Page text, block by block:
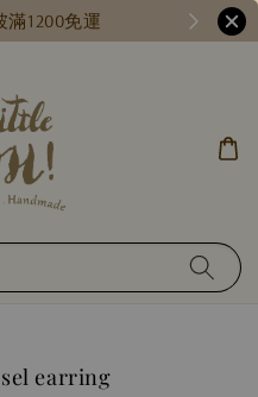
1200免運
earring